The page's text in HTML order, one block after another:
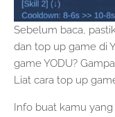
Sebelum baca,
dan top up game di
game YODU?
Liat cara top up
Info buat kamu